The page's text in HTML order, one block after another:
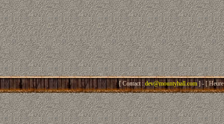
[ Contact : dev@mountyhall.com] - [ Heure